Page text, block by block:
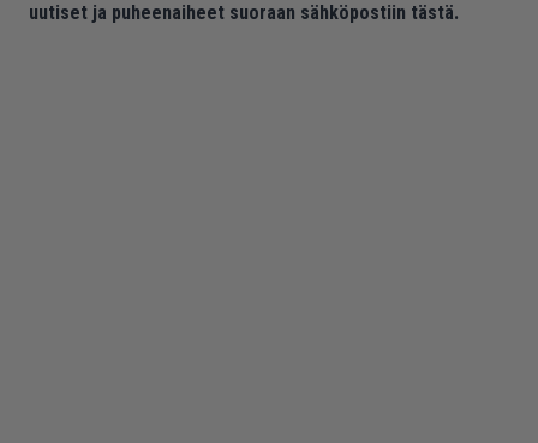
uutiset ja puheenaiheet suoraan sähköpostiin tästä.